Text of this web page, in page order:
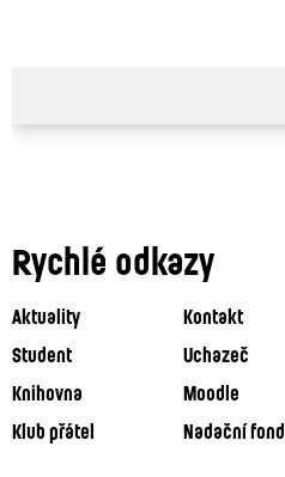
Rychlé odkazy
Aktuality Kontakt
Student
Uchazeč
Knihovna
Moodle
Klub přátel
Nadační fond